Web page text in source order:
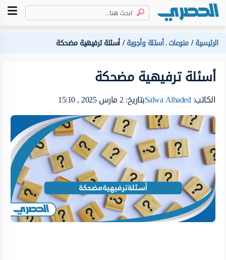
الرئيسية منوعات،أسئلة وأجوبة أسئلة ترفيهية مضحكة
أسئلة ترفيهية مضحكة
الكاتب:Salwa Alhadedبتاريخ: 2 مارس 2025 , 15:10